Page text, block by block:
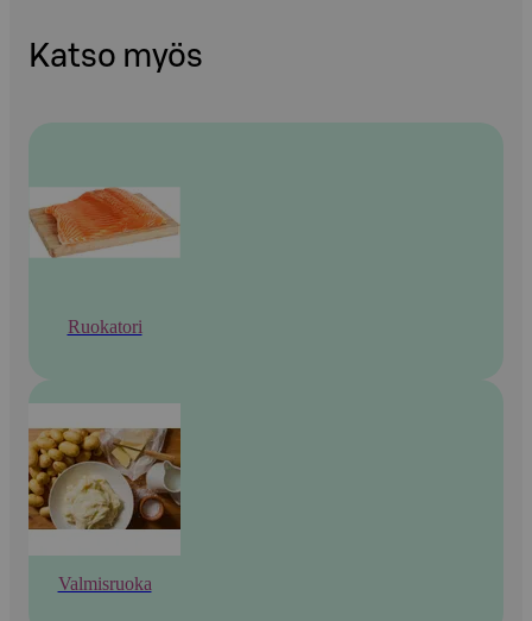
Katso myös
Ruokatori
Valmisruoka